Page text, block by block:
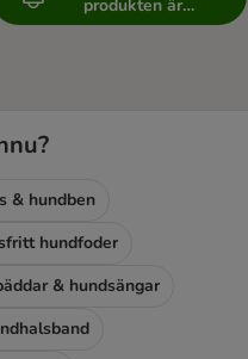
produkten är
tillgänglig
& hundben
hundfoder
& hundsängar